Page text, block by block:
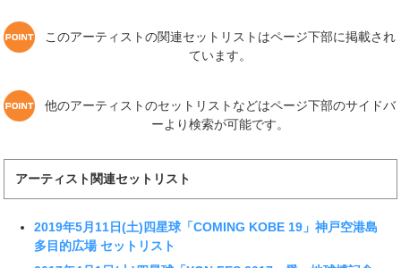
このアーティストの関連セットリストはページ下部に掲載され
ています。
他のアーティストのセットリストなどはページ下部のサイドバ
ーより検索が可能です。
アーティスト関連セットリスト
2019年5月11日(土)四星球「COMING KOBE 19」神戸空港島
多目的広場 セットリスト